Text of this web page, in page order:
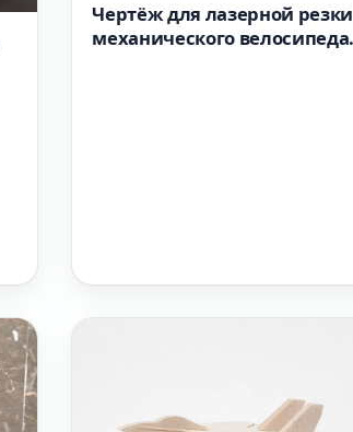
Чертёж для лазерной резки
механического велосипеда